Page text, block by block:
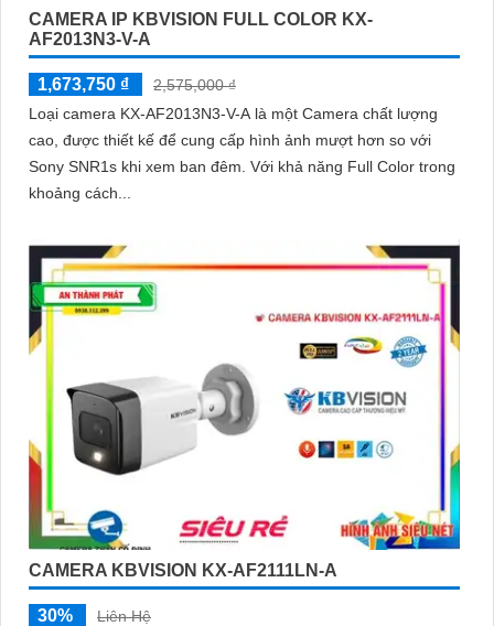
CAMERA IP KBVISION FULL COLOR KX-
AF2013N3-V-A
1,673,750 ₫
2,575,000 ₫
Loại camera KX-AF2013N3-V-A là một Camera chất lượng
cao, được thiết kế để cung cấp hình ảnh mượt hơn so với
Sony SNR1s khi xem ban đêm. Với khả năng Full Color trong
khoảng cách...
CAMERA KBVISION KX-AF2111LN-A
30%
Liên Hệ